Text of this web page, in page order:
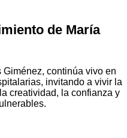
de María
Giménez, continúa vivo en
invitando a vivir la
creatividad, la confianza y